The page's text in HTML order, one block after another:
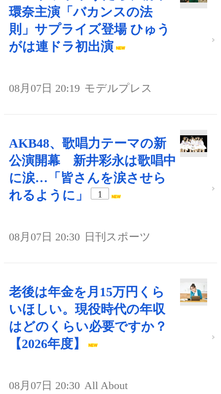
環奈主演「バカンスの法
則」サプライズ登場 ひゅう
がは連ドラ初出演
08月07日 20:19 モデルプレス
AKB48、歌唱力テーマの新
公演開幕 新井彩永は歌唱中
に涙…「皆さんを涙させら
れるように」
1
08月07日 20:30 日刊スポーツ
老後は年金を月15万円くら
いほしい。現役時代の年収
はどのくらい必要ですか？
【2026年度】
08月07日 20:30 All About